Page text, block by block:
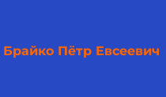
Брайко Пётр Евсеевич